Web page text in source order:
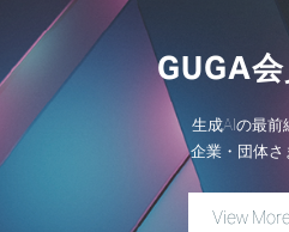
GUGA
生成AIの最前
企業・団体
View